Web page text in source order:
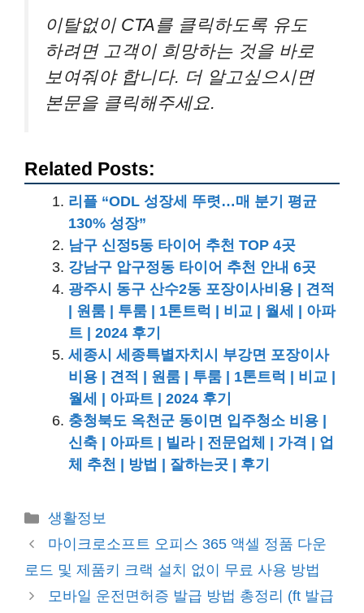
이탈없이 CTA를 클릭하도록 유도
하려면 고객이 희망하는 것을 바로
보여줘야 합니다. 더 알고싶으시면
본문을 클릭해주세요.
Related Posts:
리플 “ODL 성장세 뚜렷…매 분기 평균
130% 성장”
남구 신정5동 타이어 추천 TOP 4곳
강남구 압구정동 타이어 추천 안내 6곳
광주시 동구 산수2동 포장이사비용 | 견적
| 원룸 | 투룸 | 1톤트럭 | 비교 | 월세 | 아파
트 | 2024 후기
세종시 세종특별자치시 부강면 포장이사
비용 | 견적 | 원룸 | 투룸 | 1톤트럭 | 비교 |
월세 | 아파트 | 2024 후기
충청북도 옥천군 동이면 입주청소 비용 |
신축 | 아파트 | 빌라 | 전문업체 | 가격 | 업
체 추천 | 방법 | 잘하는곳 | 후기
카
테
리
생활정보
마이크로소프트 오피스 365 액셀 정품 다운
로드 및 제품키 크랙 설치 없이 무료 사용 방법
모바일 운전면허증 발급 방법 총정리 (ft 발급